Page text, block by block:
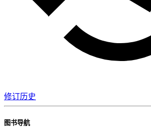
修订历史
图书导航